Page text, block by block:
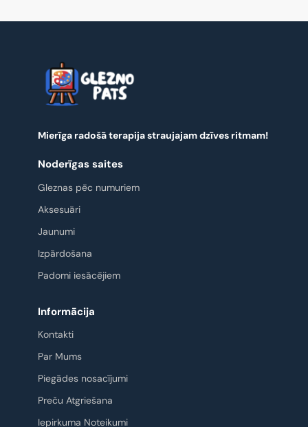
Mierīga radošā terapija straujajam dzīves ritmam!
Noderīgas saites
Gleznas pēc numuriem
Aksesuāri
Jaunumi
Izpārdošana
Padomi iesācējiem
Informācija
Kontakti
Par Mums
Piegādes nosacījumi
Preču Atgriešana
Iepirkuma Noteikumi